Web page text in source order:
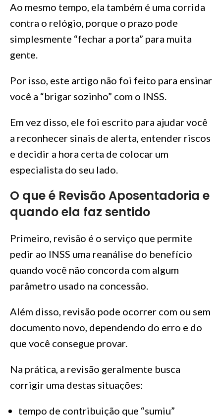
Ao mesmo tempo, ela também é uma corrida
contra o relógio, porque o prazo pode
simplesmente “fechar a porta” para muita
gente.
Por isso, este artigo não foi feito para ensinar
você a “brigar sozinho” com o INSS.
Em vez disso, ele foi escrito para ajudar você
a reconhecer sinais de alerta, entender riscos
e decidir a hora certa de colocar um
especialista do seu lado.
O que é Revisão Aposentadoria e
quando ela faz sentido
Primeiro, revisão é o serviço que permite
pedir ao INSS uma reanálise do benefício
quando você não concorda com algum
parâmetro usado na concessão.
Além disso, revisão pode ocorrer com ou sem
documento novo, dependendo do erro e do
que você consegue provar.
Na prática, a revisão geralmente busca
corrigir uma destas situações:
tempo de contribuição que “sumiu”